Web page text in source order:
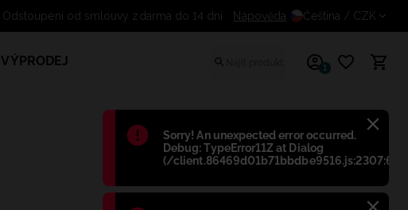
Błąd:
Sorry! An unexpected error occurred.
Debug: TypeError11Z at Dialog
(/
Odstoupení od smlouvy zdarma do 14 dníNápověda Čeština / CZK
VÝPRODEJ 1